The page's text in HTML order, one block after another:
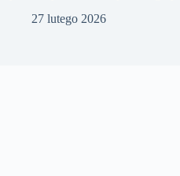
27 lutego 2026